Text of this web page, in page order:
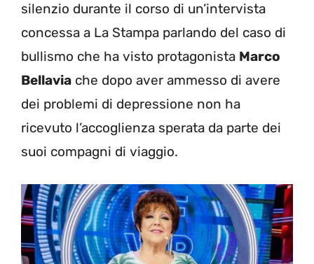
silenzio durante il corso di un’intervista
concessa a La Stampa parlando del caso di
bullismo che ha visto protagonista Marco
Bellavia che dopo aver ammesso di avere
dei problemi di depressione non ha
ricevuto l’accoglienza sperata da parte dei
suoi compagni di viaggio.